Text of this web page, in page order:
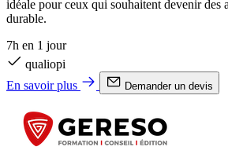
idéale pour ceux qui souhaitent devenir des
durable.
7h en 1 jour
qualiopi
En savoir plus
Demander un devis